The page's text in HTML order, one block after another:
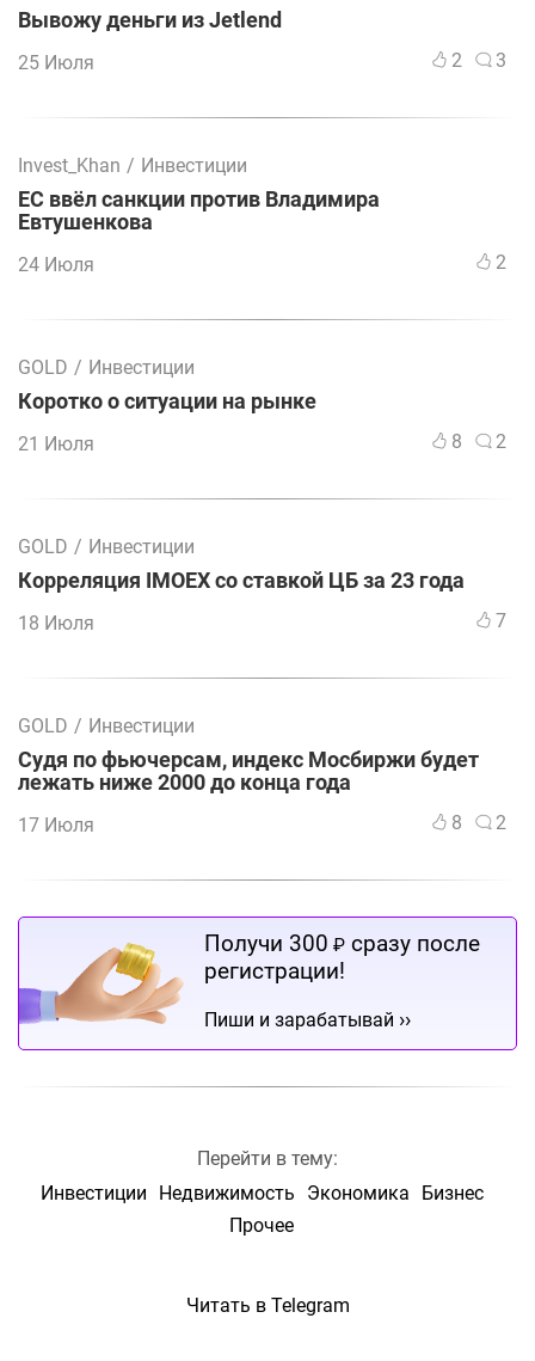
Вывожу деньги из Jetlend
25 Июля 2 3
Invest_Khan / Инвестиции
ЕС ввёл санкции против Владимира
Евтушенкова
24 Июля 2
GOLD / Инвестиции
Коротко о ситуации на рынке
21 Июля 8 2
GOLD / Инвестиции
Корреляция IMOEX со ставкой ЦБ за 23 года
18 Июля 7
GOLD / Инвестиции
Судя по фьючерсам, индекс Мосбиржи будет
лежать ниже 2000 до конца года
17 Июля 8 2
Получи 300 ₽ сразу после
регистрации!
Пиши и зарабатывай ››
Перейти в тему:
Инвестиции
Недвижимость Экономика
Бизнес
Прочее
Читать в Telegram